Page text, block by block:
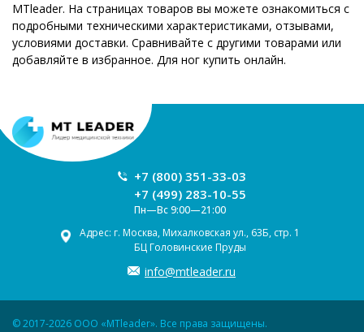
MTleader. На страницах товаров вы можете ознакомиться с
подробными техническими характеристиками, отзывами,
условиями доставки. Сравнивайте с другими товарами или
добавляйте в избранное. Для ног купить онлайн.
+7 (800) 351-33-03
+7 (499) 283-10-55
Пн—Вс 9:00—21:00
Адрес: г. Москва, Михалковская ул., 63Б, стр. 1
БЦ Головинские Пруды
info@mtleader.ru
© 2017-2026 ООО «MTleader». Все права защищены.